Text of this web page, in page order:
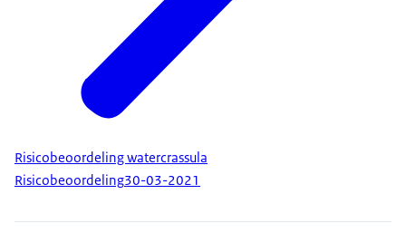
Risicobeoordeling watercrassula
Risicobeoordeling30-03-2021